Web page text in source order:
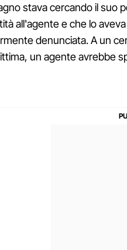
stava cercando il suo
all'agente e che lo
denunciata. A un
un agente avrebbe